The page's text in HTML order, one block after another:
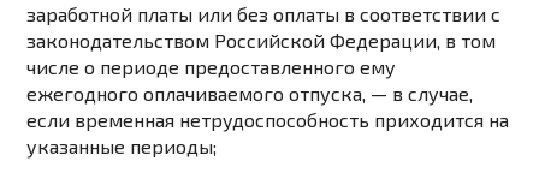
заработной платы или без оплаты в соответствии с
законодательством Российской Федерации, в том
числе о периоде предоставленного ему
ежегодного оплачиваемого отпуска, — в случае,
если временная нетрудоспособность приходится на
указанные периоды;